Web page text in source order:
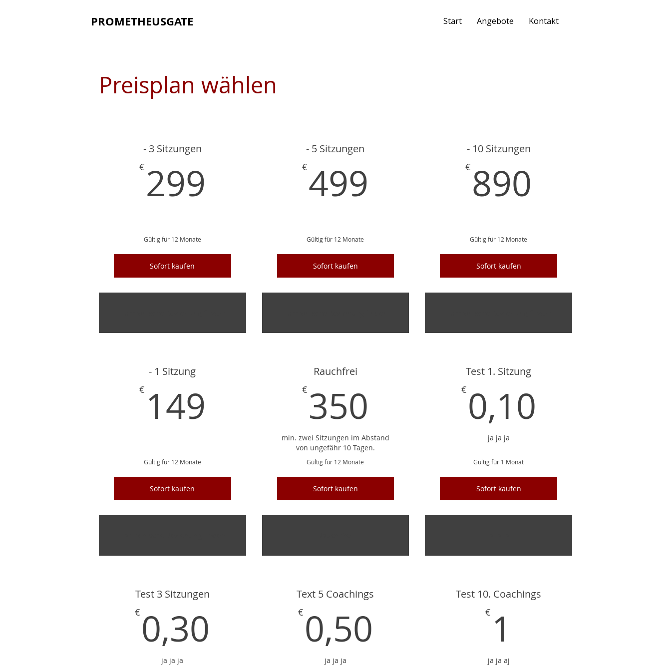
PROMETHEUSGATE Start Angebote Kontakt
Preisplan wählen
- 3 Sitzungen
€ 299
Gültig für 12 Monate
Sofort kaufen
- 5 Sitzungen
€499
Gültig für 12 Monate
Sofort kaufen
- 10 Sitzungen
€ 890
Gültig für 12 Monate
Sofort kaufen
- 1 Sitzung
€ 149
Gültig für 12 Monate
Sofort kaufen
Rauchfrei
€ 350
min. zwei Sitzungen im Abstand
von ungefähr 10 Tagen.
Gültig für 12 Monate
Sofort kaufen
Test 1. Sitzung
€ 0,10
ja ja ja
Gültig für 1 Monat
Sofort kaufen
Test 3 Sitzungen
€ 0,30 0,30€
ja ja ja
Text 5 Coachings
€ 0,50
ja ja ja
Test 10. Coachings
€ 1
ja ja aj